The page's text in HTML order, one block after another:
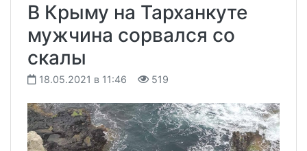
В Крыму на Тарханкуте
мужчина сорвался со
скалы
18.05.2021 в 11:46 519